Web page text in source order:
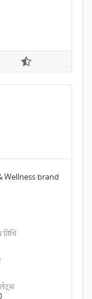
Wellness brand
तिथि